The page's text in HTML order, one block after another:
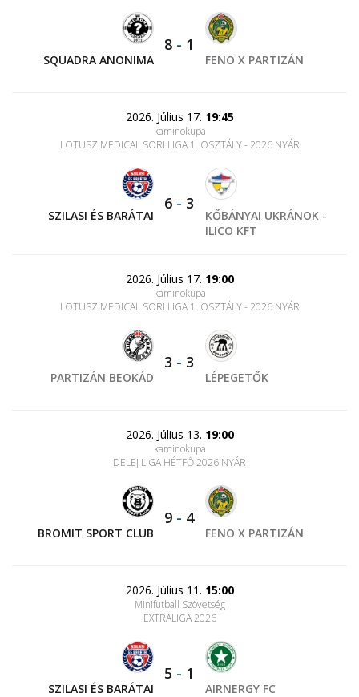
SQUADRA ANONIMA
8 - 1
FENO X PARTIZÁN
2026. Július 17. 19:45
kaminokupa
LOTUSZ MEDICAL SORI LIGA 1. OSZTÁLY - 2026 NYÁR
SZILASI ÉS BARÁTAI
6 - 3
KŐBÁNYAI UKRÁNOK -
ILICO KFT
2026. Július 17. 19:00
kaminokupa
LOTUSZ MEDICAL SORI LIGA 1. OSZTÁLY - 2026 NYÁR
PARTIZÁN BEOKÁD
3 - 3
LÉPEGETŐK
2026. Július 13. 19:00
kaminokupa
DELEJ LIGA HÉTFŐ 2026 NYÁR
BROMIT SPORT CLUB
9 - 4
FENO X PARTIZÁN
2026. Július 11. 15:00
Minifutball Szövetség
EXTRALIGA 2026
SZILASI ÉS BARÁTAI
5 - 1
AIRNERGY FC